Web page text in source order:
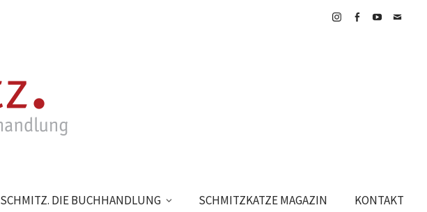
SCHMITZ. DIE BUCHHANDLUNG SCHMITZKATZE MAGAZIN KONTAKT